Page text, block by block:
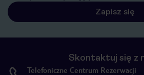
Zapisz się
Skontaktuj się z
Telefoniczne Centrum Rezerwacji